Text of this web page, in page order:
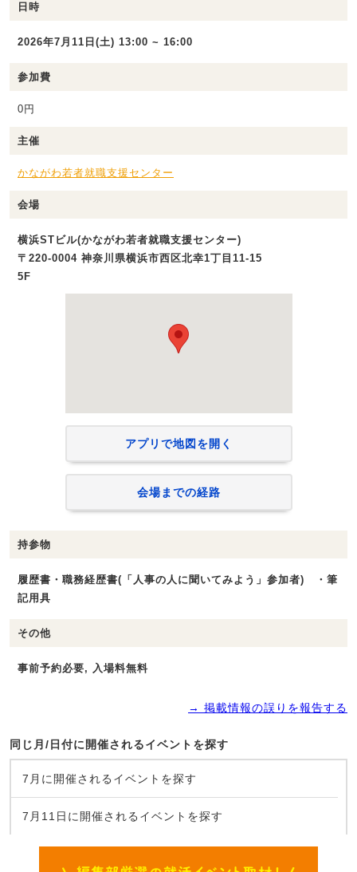
日時
2026年7月11日(土) 13:00 ~ 16:00
参加費
0円
主催
かながわ若者就職支援センター
会場
横浜STビル(かながわ若者就職支援センター)
〒220-0004 神奈川県横浜市西区北幸1丁目11-15
5F
アプリで地図を開く
会場までの経路
持参物
履歴書・職務経歴書(「人事の人に聞いてみよう」参加者) ・筆
記用具
その他
事前予約必要, 入場料無料
→ 掲載情報の誤りを報告する
同じ月/日付に開催されるイベントを探す
7月に開催されるイベントを探す
7月11日に開催されるイベントを探す